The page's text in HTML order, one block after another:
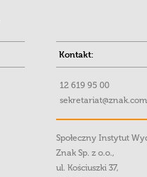
Kontakt:
12 619 95 00
Społeczny Instytut
Znak Sp. z o.o.,
ul. Kościuszki 37,